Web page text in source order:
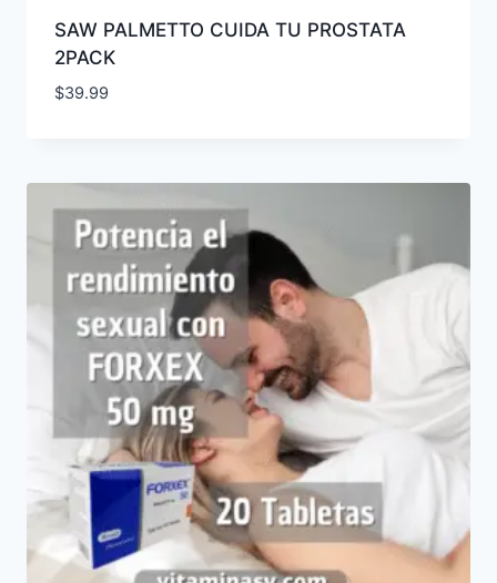
SAW PALMETTO CUIDA TU PROSTATA
2PACK
$39.99